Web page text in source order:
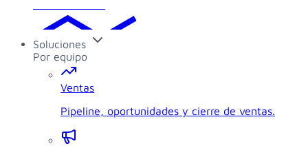
Soluciones
Por equipo
Ventas
Pipeline, oportunidades y cierre de ventas.